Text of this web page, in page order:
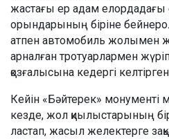
жастағы ер адам елордадағы
орындарының біріне
атпен автомобиль жолымен
арналған тротуарлармен
қозғалысына кедергі
Кейін «Бәйтерек» монументі
кезде, жол қиылыстарының
ластап, жасыл желектерге